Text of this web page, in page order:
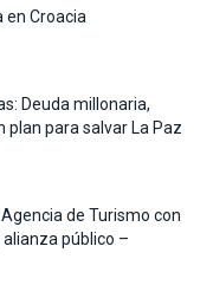
en Croacia
Deuda millonaria,
para salvar La Paz
de Turismo con
público –